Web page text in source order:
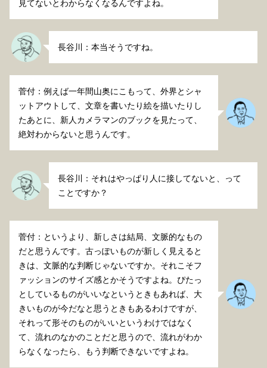
見てないとわからなくなるんですよね。
長谷川：本当そうですね。
菅付：例えば一年間山奥にこもって、外界とシャ
ットアウトして、文章を書いたり絵を描いたりし
たあとに、新人カメラマンのブックを見たって、
絶対わからないと思うんです。
長谷川：それはやっぱり人に接してないと、って
ことですか？
菅付：というより、新しさは結局、文脈的なもの
だと思うんです。古っぽいものが新しく見えると
きは、文脈的な判断じゃないですか。それこそフ
ァッションのサイズ感とかそうですよね。ぴたっ
としているものがいいなというときもあれば、大
きいものが今だなと思うときもあるわけですが、
それって形そのものがいいというわけではなく
て、流れのなかのことだと思うので、流れがわか
らなくなったら、もう判断できないですよね。